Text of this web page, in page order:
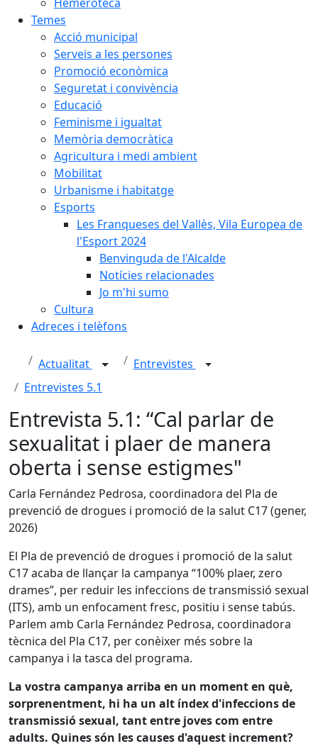
Temes
Acció municipal
Serveis a les persones
Promoció econòmica
Seguretat i convivència
Educació
Feminisme i igualtat
Memòria democràtica
Agricultura i medi ambient
Mobilitat
Urbanisme i habitatge
Esports
Les Franqueses del Vallès, Vila Europea de
l'Esport 2024
Benvinguda de l'Alcalde
Notícies relacionades
Jo m'hi sumo
Cultura
Adreces i telèfons
Actualitat
Entrevistes
Entrevistes 5.1
Entrevista 5.1: “Cal parlar de
sexualitat i plaer de manera
oberta i sense estigmes"
Carla Fernández Pedrosa, coordinadora del Pla de
prevenció de drogues i promoció de la salut C17 (gener,
2026)
El Pla de prevenció de drogues i promoció de la salut
C17 acaba de llançar la campanya “100% plaer, zero
drames”, per reduir les infeccions de transmissió sexual
(ITS), amb un enfocament fresc, positiu i sense tabús.
Parlem amb Carla Fernández Pedrosa, coordinadora
tècnica del Pla C17, per conèixer més sobre la
campanya i la tasca del programa.
La vostra campanya arriba en un moment en què,
sorprenentment, hi ha un alt índex d'infeccions de
transmissió sexual, tant entre joves com entre
adults. Quines són les causes d'aquest increment?